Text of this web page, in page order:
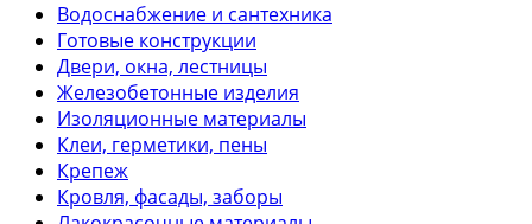
Водоснабжение и сантехника
Готовые конструкции
Двери, окна, лестницы
Железобетонные изделия
Изоляционные материалы
Клеи, герметики, пены
Крепеж
Кровля, фасады, заборы